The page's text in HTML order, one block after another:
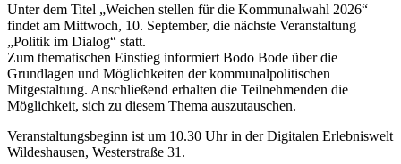
Unter dem Titel „Weichen stellen für die Kommunalwahl 2026“
findet am Mittwoch, 10. September, die nächste Veranstaltung
„Politik im Dialog“ statt.
Zum thematischen Einstieg informiert Bodo Bode über die
Grundlagen und Möglichkeiten der kommunalpolitischen
Mitgestaltung. Anschließend erhalten die Teilnehmenden die
Möglichkeit, sich zu diesem Thema auszutauschen.
Veranstaltungsbeginn ist um 10.30 Uhr in der Digitalen Erlebniswelt
Wildeshausen, Westerstraße 31.